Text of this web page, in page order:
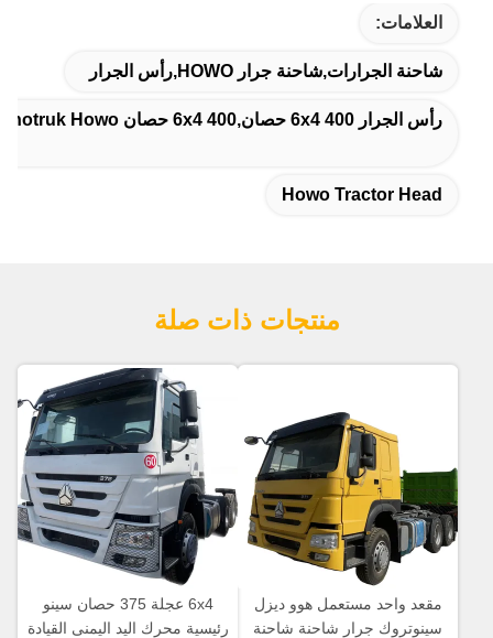
العلامات:
شاحنة الجرارات,شاحنة جرار HOWO,رأس الجرار
رأس الجرار 6x4 400 حصان,6x4 400 حصان Sinotruk Howo شاحنات الجرار,حمولة 40 طن رأس الجرار
Howo Tractor Head
منتجات ذات صلة
مقعد واحد مستعمل هوو ديزل
سينوتروك جرار شاحنة شاحنة
6x4 عجلة 375 حصان سينو
رئيسية محرك اليد اليمنى القيادة